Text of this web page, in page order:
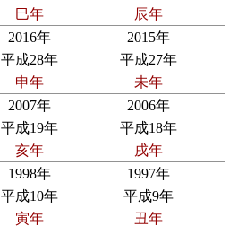
巳年
辰年
2016年
平成28年
申年
2015年
平成27年
未年
2007年
平成19年
亥年
2006年
平成18年
戌年
1998年
平成10年
寅年
1997年
平成9年
丑年